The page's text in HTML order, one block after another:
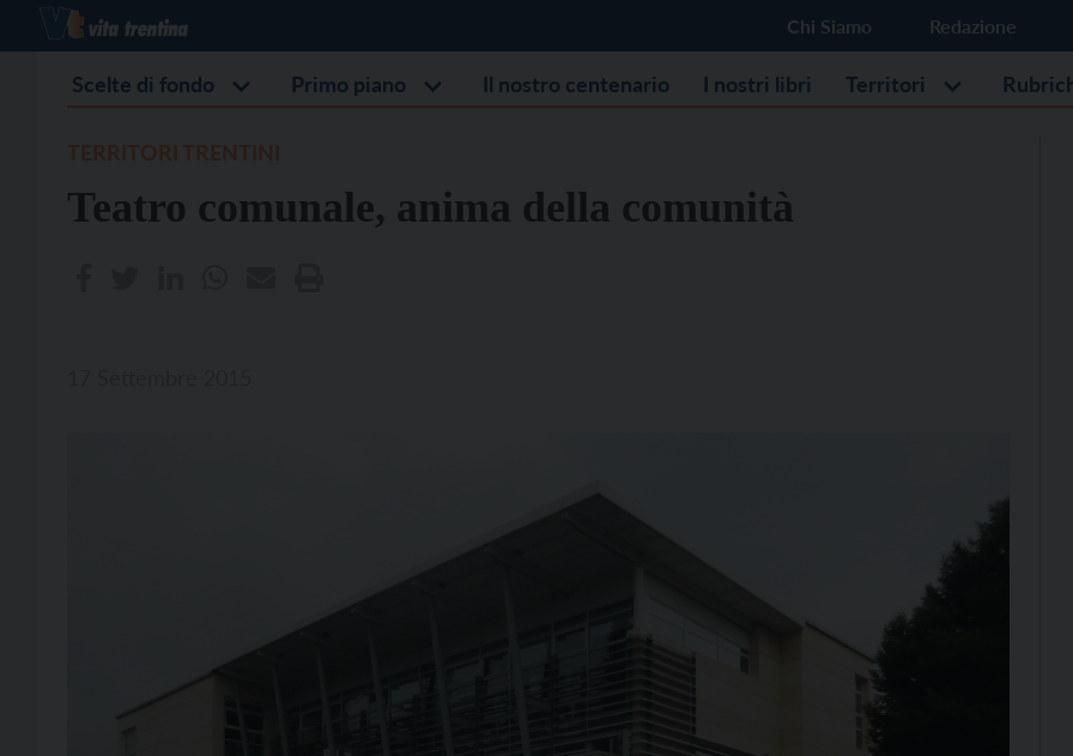
Chi Siamo Redazione
Scelte di fondo Primo piano Il nostro centenario I nostri libri Territori
Teatro comunale, anima della comunità